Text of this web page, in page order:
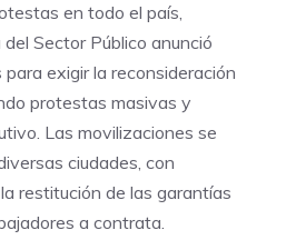
en todo el país,
Sector Público anunció
exigir la reconsideración
protestas masivas y
Las movilizaciones se
ciudades, con
restitución de las garantías
a contrata.